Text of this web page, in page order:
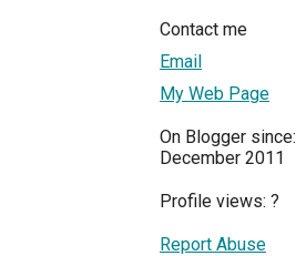
Contact me
Email
My Web Page
On Blogger since:
December 2011
Profile views: ?
Report Abuse